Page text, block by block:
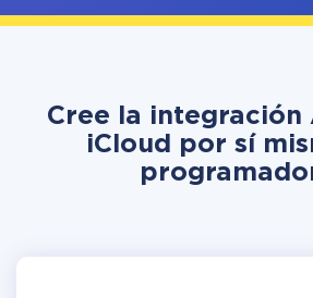
Cree la integración
iCloud por sí